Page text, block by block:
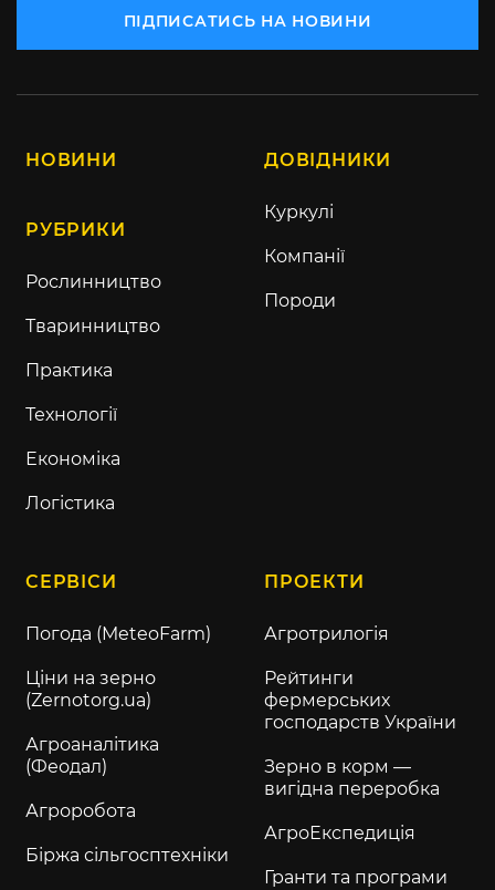
ПІДПИСАТИСЬ НА НОВИНИ
НОВИНИ
РУБРИКИ
Рослинництво
Тваринництво
Практика
Технології
Економіка
Логістика
ДОВІДНИКИ
Куркулі
Компанії
Породи
СЕРВІСИ
Погода (MeteoFarm)
Ціни на зерно
(Zernotorg.ua)
Агроаналітика
(Феодал)
Агроробота
Біржа сільгосптехніки
ПРОЕКТИ
Агротрилогія
Рейтинги
фермерських
господарств України
Зерно в корм —
вигідна переробка
АгроЕкспедиція
Гранти та програми